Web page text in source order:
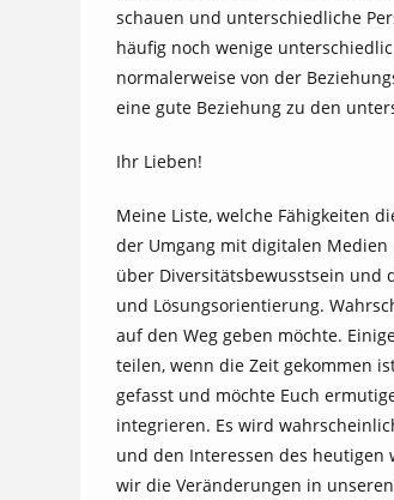
schauen und unterschiedliche
häufig noch wenige
normalerweise von der
eine gute Beziehung zu den
Ihr Lieben!
Meine Liste, welche Fähigkeiten
der Umgang mit digitalen
über Diversitätsbewusstsein und
und Lösungsorientierung.
auf den Weg geben möchte.
teilen, wenn die Zeit gekommen
gefasst und möchte Euch
integrieren. Es wird
und den Interessen des heutigen
wir die Veränderungen in